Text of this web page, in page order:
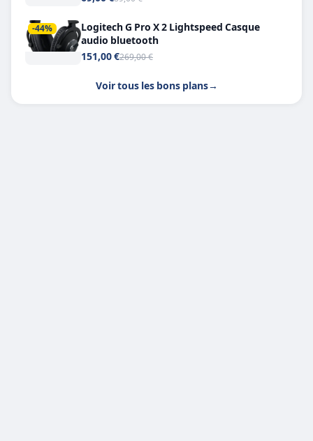
-44%
Logitech G Pro X 2 Lightspeed Casque
audio bluetooth
151,00 €269,00 €
Voir tous les bons plans→